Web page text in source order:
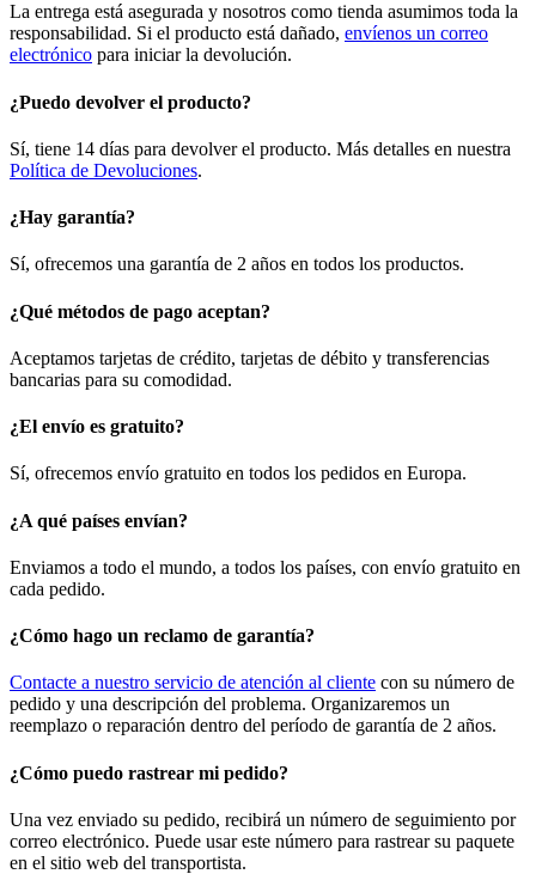
La entrega está asegurada y nosotros como tienda asumimos toda la
responsabilidad. Si el producto está dañado, envíenos un correo
electrónico para iniciar la devolución.
¿Puedo devolver el producto?
Sí, tiene 14 días para devolver el producto. Más detalles en nuestra
Política de Devoluciones.
¿Hay garantía?
Sí, ofrecemos una garantía de 2 años en todos los productos.
¿Qué métodos de pago aceptan?
Aceptamos tarjetas de crédito, tarjetas de débito y transferencias
bancarias para su comodidad.
¿El envío es gratuito?
Sí, ofrecemos envío gratuito en todos los pedidos en Europa.
¿A qué países envían?
Enviamos a todo el mundo, a todos los países, con envío gratuito en
cada pedido.
¿Cómo hago un reclamo de garantía?
Contacte a nuestro servicio de atención al cliente con su número de
pedido y una descripción del problema. Organizaremos un
reemplazo o reparación dentro del período de garantía de 2 años.
¿Cómo puedo rastrear mi pedido?
Una vez enviado su pedido, recibirá un número de seguimiento por
correo electrónico. Puede usar este número para rastrear su paquete
en el sitio web del transportista.